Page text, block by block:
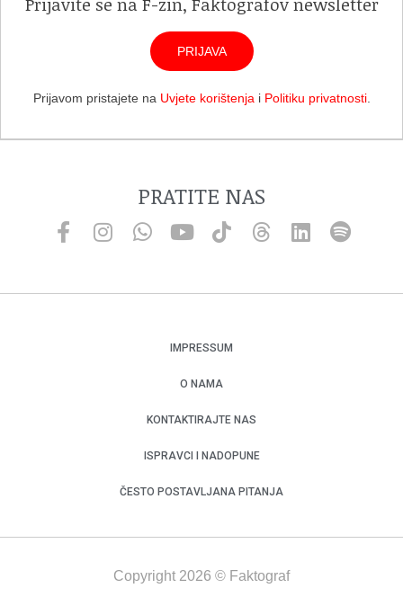
Prijavite se na F-zin, Faktografov newsletter
PRIJAVA
Prijavom pristajete na Uvjete korištenjai Politiku privatnosti.
PRATITE NAS
IMPRESSUM
O NAMA
KONTAKTIRAJTE NAS
ISPRAVCI I NADOPUNE
ČESTO POSTAVLJANA PITANJA
Copyright 2026 © Faktograf